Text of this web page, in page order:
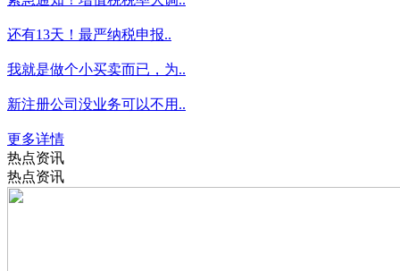
还有13天！最严纳税申报..
我就是做个小买卖而已，为..
新注册公司没业务可以不用..
更多详情
热点资讯
热点资讯